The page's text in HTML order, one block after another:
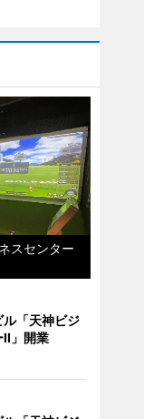
スセンター
「天神ビジ
II」開業